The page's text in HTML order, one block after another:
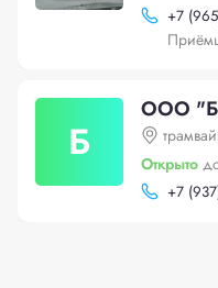
+7
Б
ООО
Открыто
+7